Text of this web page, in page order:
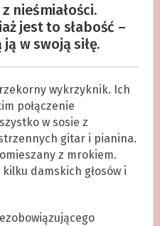
nieśmiałości.
jest to słabość –
w swoją siłę.
wykrzyknik. Ich
połączenie
w sosie z
gitar i pianina.
z mrokiem.
damskich głosów i